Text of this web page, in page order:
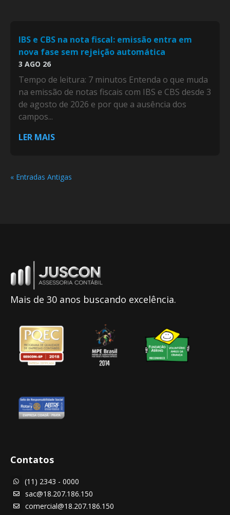
IBS e CBS na nota fiscal: emissão entra em
nova fase sem rejeição automática
3 AGO 26
Tempo de leitura: 7 minutos Entenda o que muda
na emissão de notas fiscais com IBS e CBS desde 3
de agosto de 2026 e por que a ausência dos
campos...
LER MAIS
« Entradas Antigas
Mais de 30 anos buscando excelência.
Contatos
 (11) 2343 - 0000
 sac@18.207.186.150
 comercial@18.207.186.150